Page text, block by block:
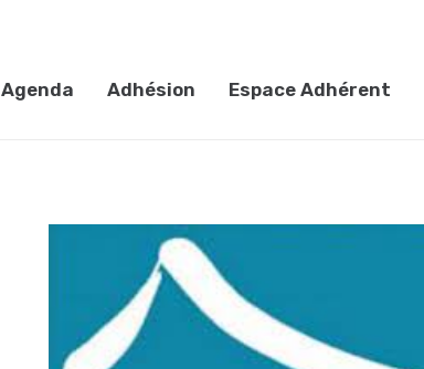
Agenda Adhésion Espace Adhérent